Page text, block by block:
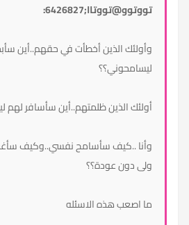
تووتوو@تووتاا;6426827:
وأولئك الذين أخطأت في حقهم..أين
ليسامحوني؟؟
أولئك الذين ظلمتهم..أين سأسافر لهم
وأنا ..كيف سأسامح نفسي..وكيف
ولى دون عودة؟؟
ما اصعب هذه الاسئله